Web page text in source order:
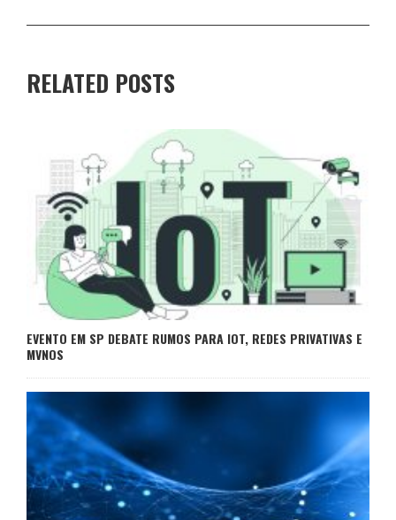
RELATED POSTS
EVENTO EM SP DEBATE RUMOS PARA IOT, REDES PRIVATIVAS E
MVNOS